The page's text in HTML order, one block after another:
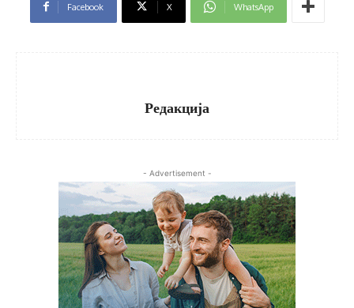
Facebook X WhatsApp
Редакција
- Advertisement -